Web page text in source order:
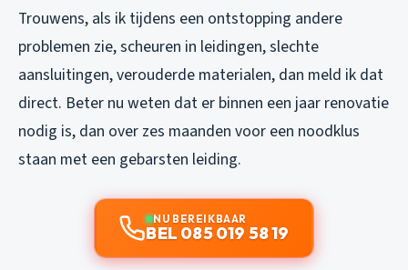
Trouwens, als ik tijdens een ontstopping andere
problemen zie, scheuren in leidingen, slechte
aansluitingen, verouderde materialen, dan meld ik dat
direct. Beter nu weten dat er binnen een jaar renovatie
nodig is, dan over zes maanden voor een noodklus
staan met een gebarsten leiding.
NU BEREIKBAAR
BEL 085 019 58 19